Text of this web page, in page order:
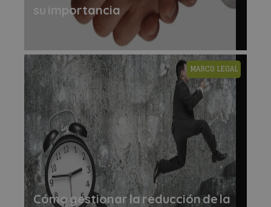
su importancia
Cómo gestionar la reducción de la
MARCO LEGAL